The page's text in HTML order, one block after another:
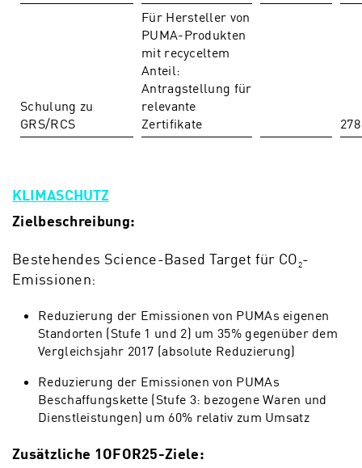
Schulung zu
GRS/RCS
Für Hersteller von
PUMA-Produkten
mit recyceltem
Anteil:
Antragstellung für
relevante
Zertifikate
278
KLIMASCHUTZ
Zielbeschreibung:
Bestehendes Science-Based Target für CO2-
Emissionen:
Reduzierung der Emissionen von PUMAs eigenen
Standorten (Stufe 1 und 2) um 35% gegenüber dem
Vergleichsjahr 2017 (absolute Reduzierung)
Reduzierung der Emissionen von PUMAs
Beschaffungskette (Stufe 3: bezogene Waren und
Dienstleistungen) um 60% relativ zum Umsatz
Zusätzliche 1OFOR25-Ziele: